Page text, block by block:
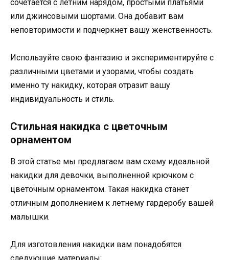
сочетается с летним нарядом, простыми платьями
или джинсовыми шортами. Она добавит вам
неповторимости и подчеркнет вашу женственность.
Используйте свою фантазию и экспериментируйте с
различными цветами и узорами, чтобы создать
именно ту накидку, которая отразит вашу
индивидуальность и стиль.
Стильная накидка с цветочным
орнаментом
В этой статье мы предлагаем вам схему идеальной
накидки для девочки, выполненной крючком с
цветочным орнаментом. Такая накидка станет
отличным дополнением к летнему гардеробу вашей
малышки.
Для изготовления накидки вам понадобятся